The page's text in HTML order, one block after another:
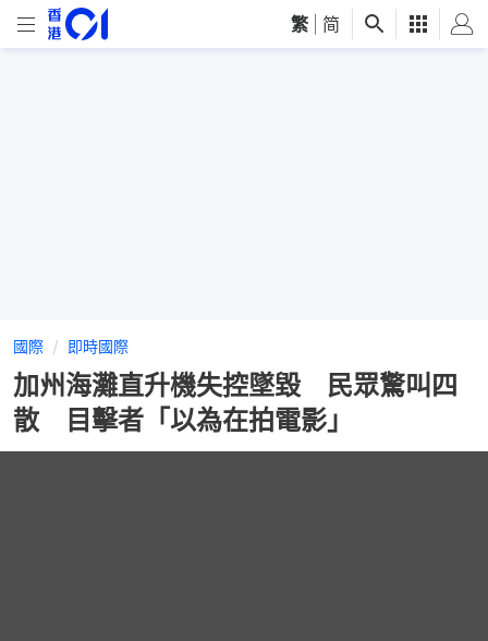
繁 简
國際 即時國際
加州海灘直升機失控墜毀 民眾驚叫四
散 目擊者「以為在拍電影」